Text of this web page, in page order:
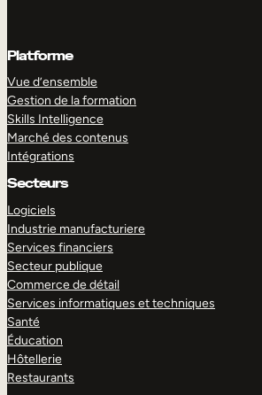
Platforme
Vue d’ensemble
Gestion de la formation
Skills Intelligence
Marché des contenus
Intégrations
Secteurs
Logiciels
Industrie manufacturiere
Services financiers
Secteur publique
Commerce de détail
Services informatiques et techniques
Santé
Éducation
Hôtellerie
Restaurants